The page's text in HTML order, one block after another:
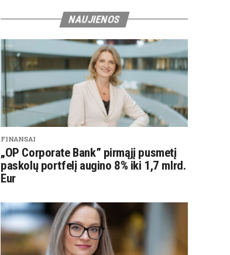
NAUJIENOS
FINANSAI
„OP Corporate Bank” pirmąjį pusmetį
paskolų portfelį augino 8% iki 1,7 mlrd.
Eur